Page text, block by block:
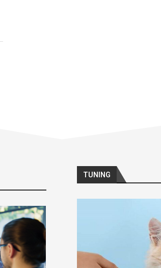
TUNING